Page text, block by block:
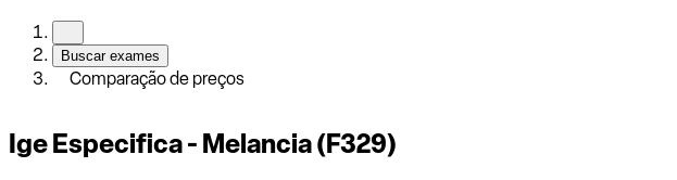
Buscar exames
Comparação de preços
Ige Especifica - Melancia (F329)